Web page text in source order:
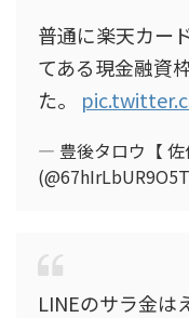
普通に楽天カー
てある現金融資
た。
— 豊後タロウ【 佐
LINEのサラ金は